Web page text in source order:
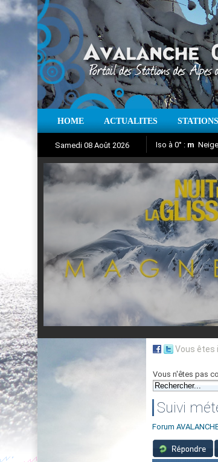
HOME ACTUALITES STATIONS
Samedi 08 Août 2026
Aujourd'hui : T°
Iso à 0° : m
Suivez en direct
Nuit de la Glisse 2018
Vous êtes
Vous n'êtes pas
Suivi
Forum